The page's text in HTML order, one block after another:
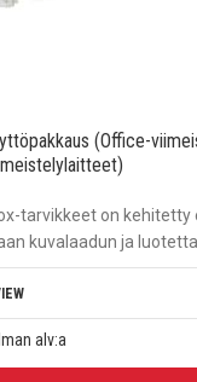
(Office-
tarvikkeet on kehitetty
kuvalaadun ja
Ilman alv:a